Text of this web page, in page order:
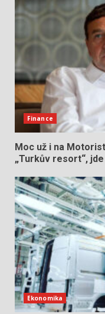
Finance
Moc už i na
„Turkův resort“,
Ekonomika